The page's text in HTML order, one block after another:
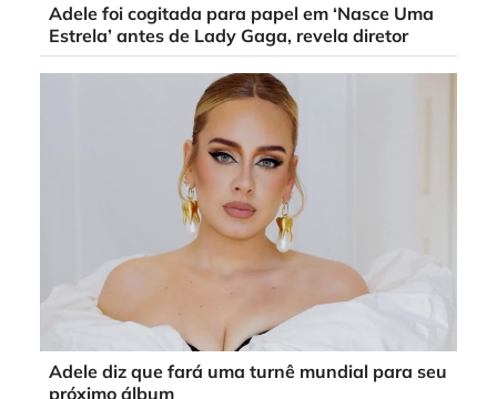
Adele foi cogitada para papel em ‘Nasce Uma
Estrela’ antes de Lady Gaga, revela diretor
Adele diz que fará uma turnê mundial para seu
próximo álbum